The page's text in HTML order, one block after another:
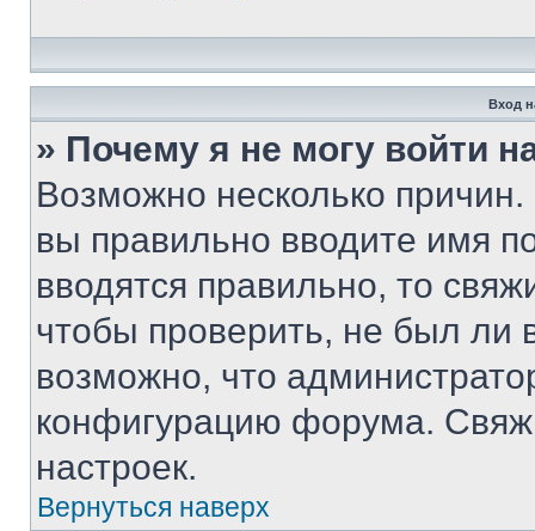
Вход
» Почему я не могу войти
Возможно несколько
вы правильно вводите имя
вводятся правильно, то
чтобы проверить, не был ли
возможно, что
конфигурацию форума.
настроек.
Вернуться наверх